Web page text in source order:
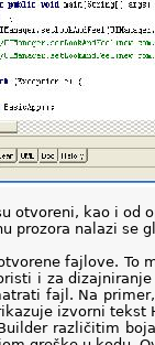
otvoreni, kao i od
prozora nalazi se
fajlove.
i za
fajl. Na
izvorni tekst
različitim